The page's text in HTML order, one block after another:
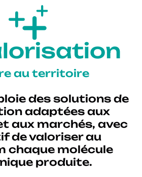
au territoire
des solutions de
adaptées aux
aux marchés, avec
de valoriser au
chaque molécule
produite.